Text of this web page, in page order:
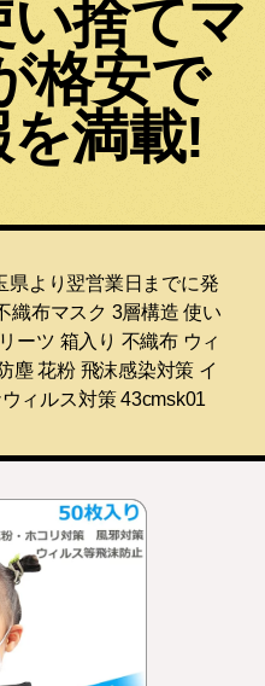
捨てマ
格安で
満載!
県より翌営業日までに発
織布マスク 3層構造 使い
ーツ 箱入り 不織布 ウィ
塵 花粉 飛沫感染対策 イ
ィルス対策 43cmsk01